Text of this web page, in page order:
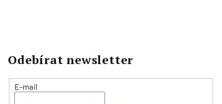
Odebírat newsletter
E-mail